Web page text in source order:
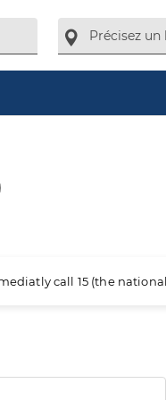
call 15 (the